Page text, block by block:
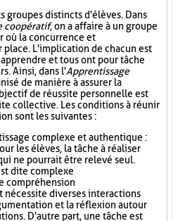
groupes distincts d'élèves. Dans
coopératif, on a affaire à un groupe
où la concurrence et
L'implication de chacun est
et tous ont pour tâche
Ainsi, dans l'Apprentissage
de manière à assurer la
de réussite personnelle est
collective. Les conditions à réunir
sont les suivantes :
complexe et authentique :
les élèves, la tâche à réaliser
ne pourrait être relevé seul.
dite complexe
compréhension
diverses interactions
et la réflexion autour
D'autre part, une tâche est